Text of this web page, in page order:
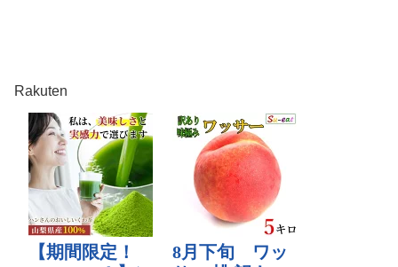
Rakuten